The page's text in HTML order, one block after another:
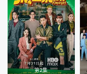
第2集